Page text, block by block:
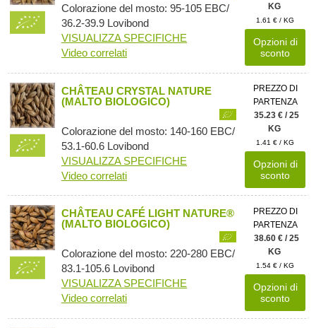
Colorazione del mosto: 95-105 EBC/
36.2-39.9 Lovibond
VISUALIZZA SPECIFICHE
Video correlati
KG
1.61 € / KG
Opzioni di
sconto
CHÂTEAU CRYSTAL NATURE
(MALTO BIOLOGICO)
Colorazione del mosto: 140-160 EBC/
53.1-60.6 Lovibond
VISUALIZZA SPECIFICHE
Video correlati
PREZZO DI
PARTENZA
35.23 € / 25
KG
1.41 € / KG
Opzioni di
sconto
CHÂTEAU CAFÉ LIGHT NATURE®
(MALTO BIOLOGICO)
Colorazione del mosto: 220-280 EBC/
83.1-105.6 Lovibond
VISUALIZZA SPECIFICHE
Video correlati
PREZZO DI
PARTENZA
38.60 € / 25
KG
1.54 € / KG
Opzioni di
sconto